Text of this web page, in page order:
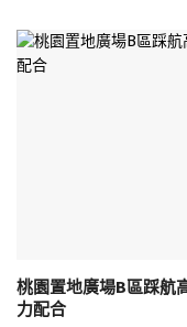
桃園置地廣場B區踩航
力配合